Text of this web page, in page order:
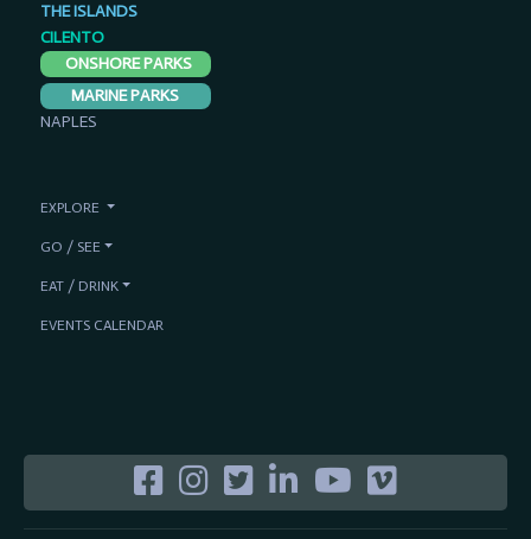
THE ISLANDS
CILENTO
ONSHORE PARKS
MARINE PARKS
NAPLES
EXPLORE
GO / SEE
EAT / DRINK
EVENTS CALENDAR